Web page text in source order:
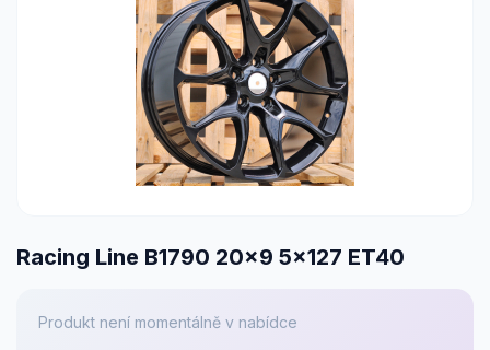
Racing Line B1790 20x9 5x127 ET40
Produkt není momentálně v nabídce